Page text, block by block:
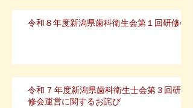
令和８年度新潟県歯科衛生会第１回研修会
令和 7 年度新潟県歯科衛生士会第３回研
修会運営に関するお詫び